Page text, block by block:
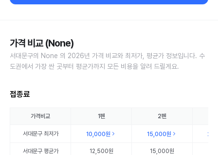
가격 비교 (None)
서대문구의 None 의 2026년 가격 비교와 최저가, 평균가 정보입니다. 수
도권에서 가장 싼 곳부터 평균가까지 모든 비용을 알려 드릴게요.
접종료
가격비교 1펜 2펜
서대문구최저가 10,000원 15,000원
서대문구평균가 12,500원 15,000원